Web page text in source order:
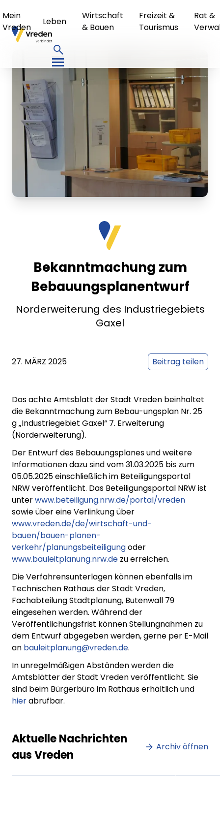
Mein
Vreden
Leben
Wirtschaft
& Bauen
Freizeit &
Tourismus
Rat &
Bekanntmachung zum
Bebauungsplanentwurf
Norderweiterung des Industriegebiets
Gaxel
27. MÄRZ 2025 Beitrag teilen
Das achte Amtsblatt der Stadt Vreden beinhaltet
die Bekanntmachung zum Bebau-ungsplan Nr. 25
g „Industriegebiet Gaxel“ 7. Erweiterung
(Norderweiterung).
Der Entwurf des Bebauungsplanes und weitere
Informationen dazu sind vom 31.03.2025 bis zum
05.05.2025 einschließlich im Beteiligungsportal
NRW veröffentlicht. Das Beteiligungsportal NRW ist
unterwww.beteiligung.nrw.de/portal/vreden
sowie über eine Verlinkung über
www.vreden.de/de/wirtschaft-und-
bauen/bauen-planen-
verkehr/planungsbeiteiligungoder
www.bauleitplanung.nrw.de zu erreichen.
Die Verfahrensunterlagen können ebenfalls im
Technischen Rathaus der Stadt Vreden,
Fachabteilung Stadtplanung, Butenwall 79
eingesehen werden. Während der
Veröffentlichungsfrist können Stellungnahmen zu
dem Entwurf abgegeben werden, gerne per E-Mail
an bauleitplanung@vreden.de.
In unregelmäßigen Abständen werden die
Amtsblätter der Stadt Vreden veröffentlicht. Sie
sind beim Bürgerbüro im Rathaus erhältlich und
hierabrufbar.
Aktuelle Nachrichten
aus Vreden
Archiv öffnen
Lorem ipsum Lorem ipsum